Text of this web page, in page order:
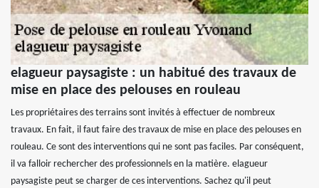
elagueur paysagiste : un habitué des travaux de
mise en place des pelouses en rouleau
Les propriétaires des terrains sont invités à effectuer de nombreux
travaux. En fait, il faut faire des travaux de mise en place des pelouses en
rouleau. Ce sont des interventions qui ne sont pas faciles. Par conséquent,
il va falloir rechercher des professionnels en la matière. elagueur
paysagiste peut se charger de ces interventions. Sachez qu'il peut